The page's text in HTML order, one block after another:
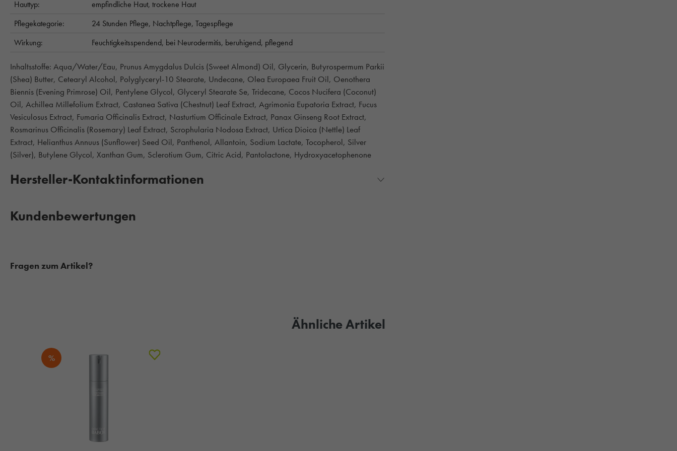
Hauttyp:
empfindliche Haut, trockene Haut
Pflegekategorie:
24 Stunden Pflege, Nachtpflege, Tagespflege
Wirkung:
Feuchtigkeitsspendend, bei Neurodermitis, beruhigend, pflegend
Inhaltsstoffe: Aqua/Water/Eau, Prunus Amygdalus Dulcis (Sweet Almond) Oil, Glycerin, Butyrospermum Parkii
(Shea) Butter, Cetearyl Alcohol, Polyglyceryl-10 Stearate, Undecane, Olea Europaea Fruit Oil, Oenothera
Biennis (Evening Primrose) Oil, Pentylene Glycol, Glyceryl Stearate Se, Tridecane, Cocos Nucifera (Coconut)
Oil, Achillea Millefolium Extract, Castanea Sativa (Chestnut) Leaf Extract, Agrimonia Eupatoria Extract, Fucus
Vesiculosus Extract, Fumaria Officinalis Extract, Nasturtium Officinale Extract, Panax Ginseng Root Extract,
Rosmarinus Officinalis (Rosemary) Leaf Extract, Scrophularia Nodosa Extract, Urtica Dioica (Nettle) Leaf
Extract, Helianthus Annuus (Sunflower) Seed Oil, Panthenol, Allantoin, Sodium Lactate, Tocopherol, Silver
(Silver), Butylene Glycol, Xanthan Gum, Sclerotium Gum, Citric Acid, Pantolactone, Hydroxyacetophenone
Hersteller-Kontaktinformationen
Kundenbewertungen
Fragen zum Artikel?
Ähnliche Artikel
%